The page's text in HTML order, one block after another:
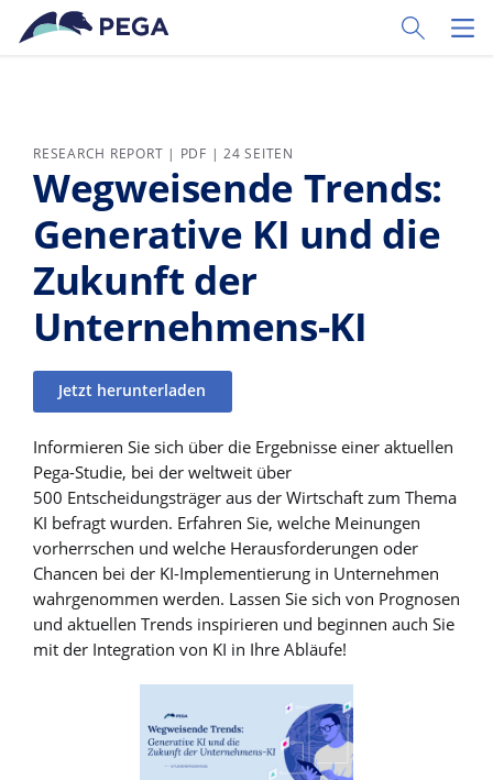
Zum Hauptinhalt wechseln
Toggle
RESEARCH REPORT | PDF | 24 SEITEN
Wegweisende Trends:
Generative KI und die
Zukunft der
Unternehmens-KI
Jetzt herunterladen
Informieren Sie sich über die Ergebnisse einer aktuellen
Pega-Studie, bei der weltweit über
500 Entscheidungsträger aus der Wirtschaft zum Thema
KI befragt wurden. Erfahren Sie, welche Meinungen
vorherrschen und welche Herausforderungen oder
Chancen bei der KI-Implementierung in Unternehmen
wahrgenommen werden. Lassen Sie sich von Prognosen
und aktuellen Trends inspirieren und beginnen auch Sie
mit der Integration von KI in Ihre Abläufe!